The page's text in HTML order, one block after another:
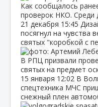
Как сообщалось
проверок НКО. Среди
21 декабря 15:45
посягнул на чувства
святых "коробкой с
В РПЦ призвали
святых на предмет
15 января 12:02 В
спецтехника МЧС
снежный плен